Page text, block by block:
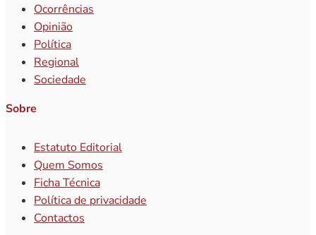
Ocorrências
Opinião
Política
Regional
Sociedade
Sobre
Estatuto Editorial
Quem Somos
Ficha Técnica
Política de privacidade
Contactos